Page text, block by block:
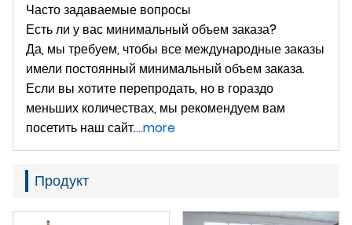
Часто задаваемые вопросы
Есть ли у вас минимальный объем заказа?
Да, мы требуем, чтобы все международные заказы
имели постоянный минимальный объем заказа.
Если вы хотите перепродать, но в гораздо
меньших количествах, мы рекомендуем вам
посетить наш сайт....more
Продукт